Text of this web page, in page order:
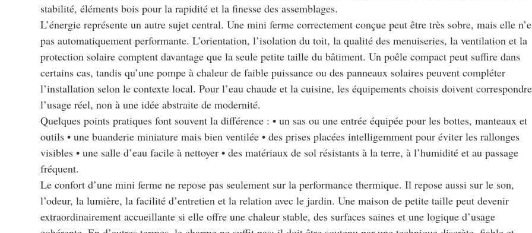
stabilité, éléments bois pour la rapidité et la finesse des assemblages.
L’énergie représente un autre sujet central. Une mini ferme correctement conçue peut être très sobre, mais elle
pas automatiquement performante. L’orientation, l’isolation du toit, la qualité des menuiseries, la ventilation et la
protection solaire comptent davantage que la seule petite taille du bâtiment. Un poêle compact peut suffire dans
certains cas, tandis qu’une pompe à chaleur de faible puissance ou des panneaux solaires peuvent compléter
l’installation selon le contexte local. Pour l’eau chaude et la cuisine, les équipements choisis doivent
l’usage réel, non à une idée abstraite de modernité.
Quelques points pratiques font souvent la différence : • un sas ou une entrée équipée pour les bottes, manteaux et
outils • une buanderie miniature mais bien ventilée • des prises placées intelligemment pour éviter les rallonges
visibles • une salle d’eau facile à nettoyer • des matériaux de sol résistants à la terre, à l’humidité et au passage
fréquent.
Le confort d’une mini ferme ne repose pas seulement sur la performance thermique. Il repose aussi sur le son,
l’odeur, la lumière, la facilité d’entretien et la relation avec le jardin. Une maison de petite taille peut devenir
extraordinairement accueillante si elle offre une chaleur stable, des surfaces saines et une logique d’usage